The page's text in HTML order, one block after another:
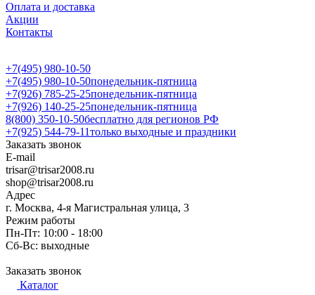
Оплата и доставка
Акции
Контакты
+7(495) 980-10-50
+7(495) 980-10-50понедельник-пятница
+7(926) 785-25-25понедельник-пятница
+7(926) 140-25-25понедельник-пятница
8(800) 350-10-50бесплатно для регионов РФ
+7(925) 544-79-11только выходные и праздники
Заказать звонок
E-mail
trisar@trisar2008.ru
shop@trisar2008.ru
Адрес
г. Москва, 4-я Магистральная улица, 3
Режим работы
Пн-Пт: 10:00 - 18:00
Сб-Вс: выходные
Заказать звонок
Каталог